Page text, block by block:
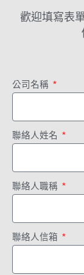
歡迎填寫表
公司名稱
聯絡人姓名
聯絡人職稱
聯絡人信箱